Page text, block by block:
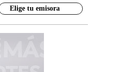
Elige tu emisora